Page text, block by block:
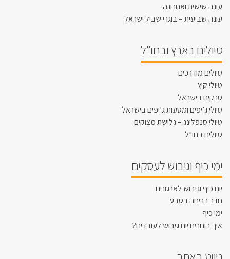
עונה שישית ואחרונה
עונה שביעית – בוגרי שביל ישראל
טיולים בארץ ובחו"ל
טיולים מודרכים
טיולי קיץ
טרקים בישראל
טיולי ג’יפים ומסעות ג’יפים בישראל
טיולי סנפלינג – גלישת מצוקים
טיולים בחו”ל
ימי כיף וגיבוש לעסקים
יום כיף וגיבוש לארגונים
חדר בריחה בטבע
ימי כיף
איך בוחרים יום גיבוש לעובדים?